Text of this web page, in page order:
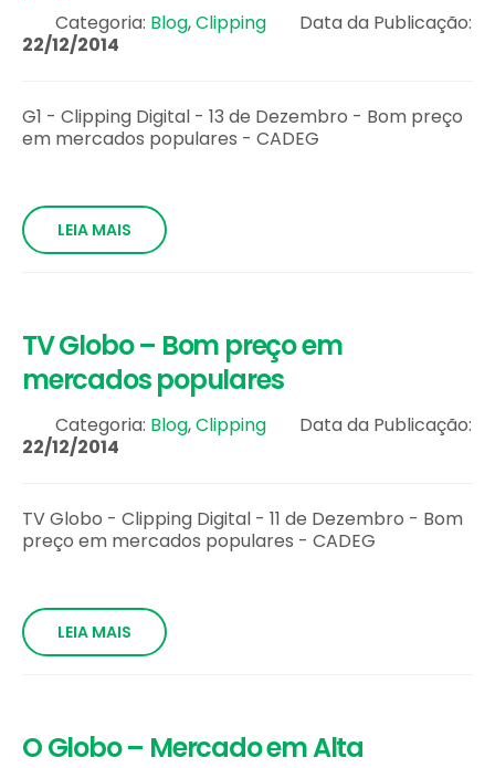
Categoria: Blog,Clipping
Data da Publicação:
22/12/2014
G1 - Clipping Digital - 13 de Dezembro - Bom preço
em mercados populares - CADEG
LEIA MAIS
TV Globo – Bom preço em
mercados populares
Categoria: Blog,Clipping
Data da Publicação:
22/12/2014
TV Globo - Clipping Digital - 11 de Dezembro - Bom
preço em mercados populares - CADEG
LEIA MAIS
O Globo – Mercado em Alta